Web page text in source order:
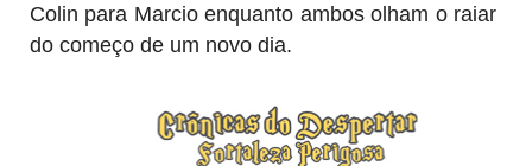
Colin para Marcio enquanto ambos olham o raiar
do começo de um novo dia.